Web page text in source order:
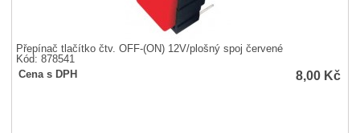
Přepínač tlačítko čtv. OFF-(ON) 12V/plošný spoj červené
Kód: 878541
Cena s DPH
8,00 Kč